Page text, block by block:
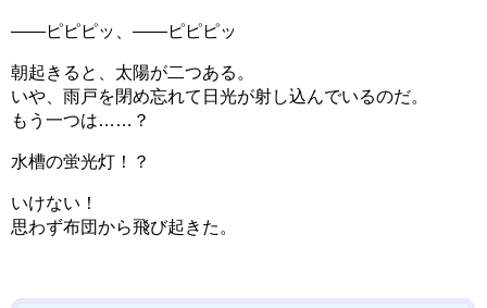
――ピピピッ、――ピピピッ
朝起きると、太陽が二つある。
いや、雨戸を閉め忘れて日光が射し込んでいるのだ。
もう一つは……？
水槽の蛍光灯！？
いけない！
思わず布団から飛び起きた。